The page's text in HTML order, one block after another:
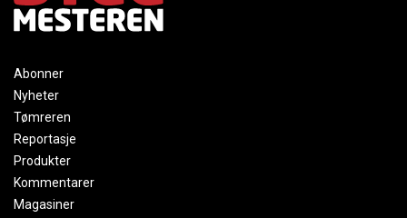
Abonner
Nyheter
Tømreren
Reportasje
Produkter
Kommentarer
Magasiner